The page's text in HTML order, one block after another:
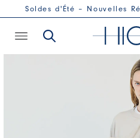
Soldes d'Été – Nouvelles